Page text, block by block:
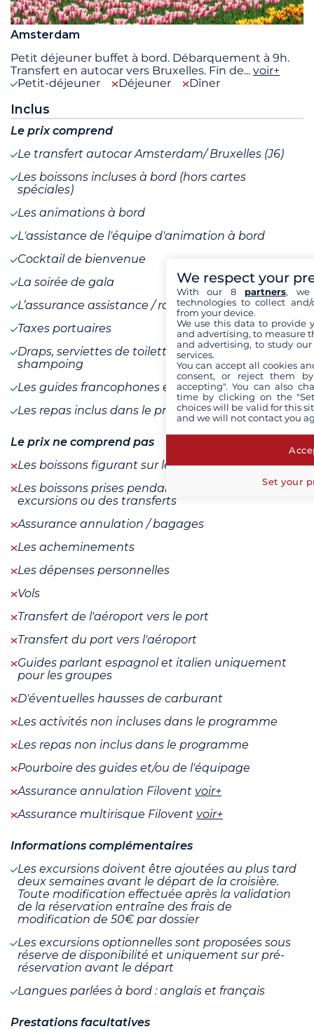
Amsterdam
Petit déjeuner buffet à bord. Débarquement à 9h.
Transfert en autocar vers Bruxelles. Fin de... voir+
Petit-déjeuner
Déjeuner Dîner
Inclus
Le prix comprend
Le transfert autocar Amsterdam/ Bruxelles (J6)
Les boissons incluses à bord (hors cartes
spéciales)
Les animations à bord
L'assistance de l'équipe d'animation à bord
Cocktail de bienvenue
La soirée de gala
L’assurance assistance / rapatriement
Taxes portuaires
Draps, serviettes de toilette, gel douche et
shampoing
Les guides francophones et anglophones
Les repas inclus dans le programme
Le prix ne comprend pas
Les boissons figurant sur les cartes spéciales
Les boissons prises pendant les repas lors des
excursions ou des transferts
Assurance annulation / bagages
Les acheminements
Les dépenses personnelles
Vols
Transfert de l'aéroport vers le port
Transfert du port vers l'aéroport
Guides parlant espagnol et italien uniquement
pour les groupes
D'éventuelles hausses de carburant
Les activités non incluses dans le programme
Les repas non inclus dans le programme
Pourboire des guides et/ou de l'équipage
Assurance annulation Filovent voir+
Assurance multirisque Filovent voir+
Informations complémentaires
Les excursions doivent être ajoutées au plus tard
deux semaines avant le départ de la croisière.
Toute modification effectuée après la validation
de la réservation entraîne des frais de
modification de 50€ par dossier
Les excursions optionnelles sont proposées sous
réserve de disponibilité et uniquement sur pré-
réservation avant le départ
Langues parlées à bord : anglais et français
Prestations facultatives
We respect your
With our 8 partners, we
technologies to collect
from your device.
We use this data to provide
and advertising, to measure
and advertising, to study
services.
You can accept all cookies
consent, or reject them
accepting". You can also
time by clicking on the
choices will be valid for this
and we will not contact you
Set your